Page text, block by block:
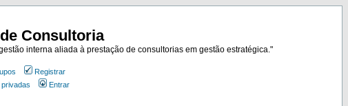
Consultoria
interna aliada à prestação de consultorias em gestão estratégica."
Registrar
Entrar